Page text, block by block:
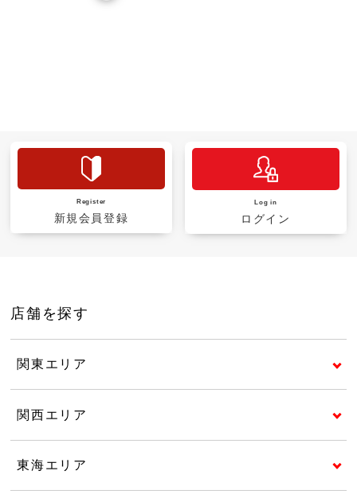
Register
新規会員登録
Log in
ログイン
店舗を探す
関東エリア
関西エリア
東海エリア